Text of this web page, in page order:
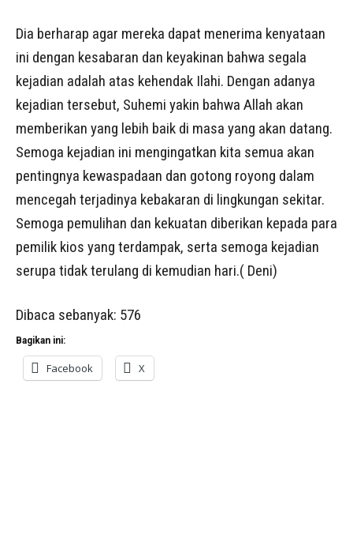
Dia berharap agar mereka dapat menerima kenyataan
ini dengan kesabaran dan keyakinan bahwa segala
kejadian adalah atas kehendak Ilahi. Dengan adanya
kejadian tersebut, Suhemi yakin bahwa Allah akan
memberikan yang lebih baik di masa yang akan datang.
Semoga kejadian ini mengingatkan kita semua akan
pentingnya kewaspadaan dan gotong royong dalam
mencegah terjadinya kebakaran di lingkungan sekitar.
Semoga pemulihan dan kekuatan diberikan kepada para
pemilik kios yang terdampak, serta semoga kejadian
serupa tidak terulang di kemudian hari.( Deni)
Dibaca sebanyak: 576
Bagikan ini:
Facebook X